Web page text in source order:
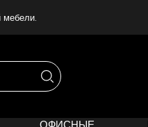
ОФИСНЫЕ